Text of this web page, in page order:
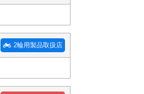
2輪用製品取扱店